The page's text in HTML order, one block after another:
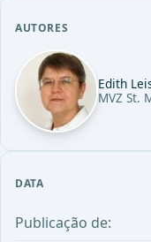
AUTORES
Edith
MVZ St.
DATA
Publicação de: